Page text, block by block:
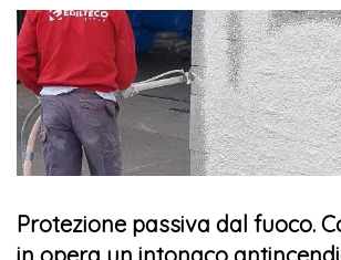
Protezione passiva dal fuoco.